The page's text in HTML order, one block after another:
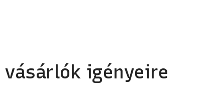
igényeire